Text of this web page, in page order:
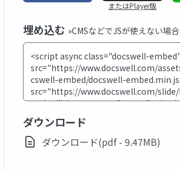
またはPlayer版
埋め込む »CMSなどでJSが使えない場合
ダウンロード
ダウンロード(pdf - 9.47MB)